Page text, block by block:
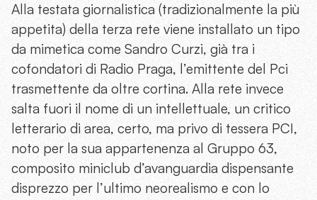
Alla testata giornalistica (tradizionalmente la più
appetita) della terza rete viene installato un tipo
da mimetica come Sandro Curzi, già tra i
cofondatori di Radio Praga, l’emittente del Pci
trasmettente da oltre cortina. Alla rete invece
salta fuori il nome di un intellettuale, un critico
letterario di area, certo, ma privo di tessera PCI,
noto per la sua appartenenza al Gruppo 63,
composito miniclub d’avanguardia dispensante
disprezzo per l’ultimo neorealismo e con lo